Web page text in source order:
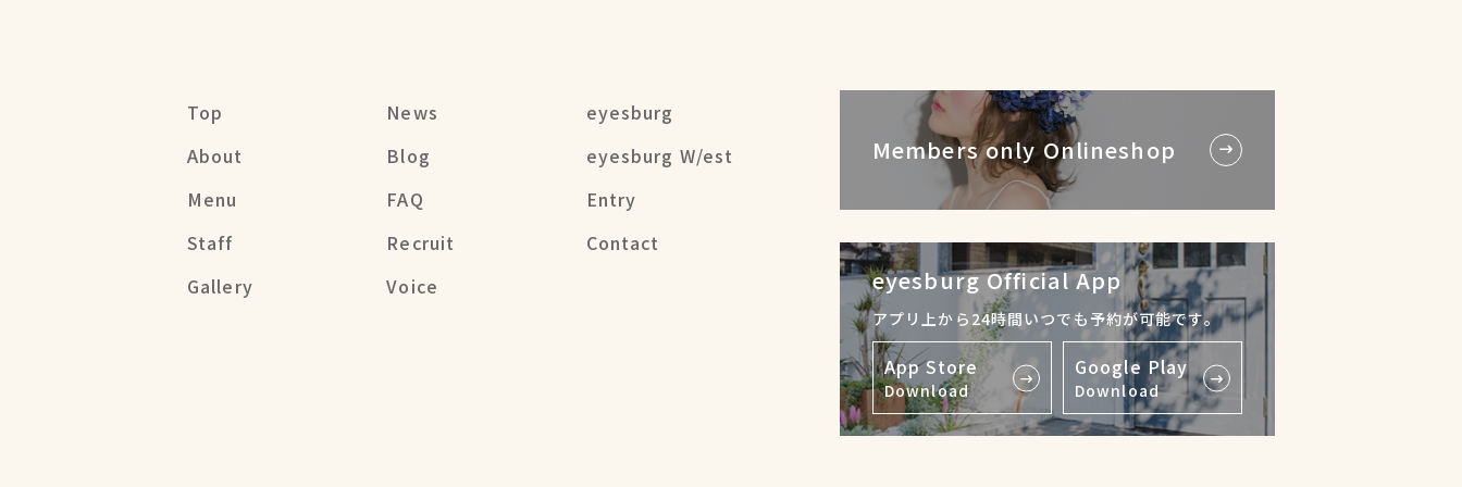
Top
About
Menu
Staff
Gallery
News
Blog
FAQ
Recruit
Voice
eyesburg
eyesburg W/est
Entry
Contact
Members only Onlineshop
eyesburg Official App
アプリ上から24時間いつでも予約が可能です。
App Store
Download
Google Play
Download